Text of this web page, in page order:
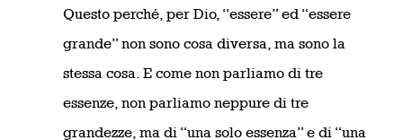
Questo perché, per Dio, “essere” ed “essere
grande” non sono cosa diversa, ma sono la
stessa cosa. E come non parliamo di tre
essenze, non parliamo neppure di tre
grandezze, ma di “una solo essenza” e di “una